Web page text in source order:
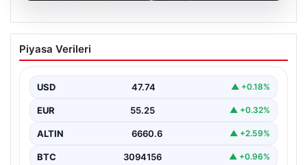
Petrol fiyatları 25 Mayıs: Petrol fiyatları
düştü mü, ne kadar oldu? Brent petrol
Piyasa Verileri
USD 47.74 ▲ +0.18%
EUR 55.25 ▲ +0.32%
ALTIN 6660.6 ▲ +2.59%
BTC 3094156 ▲ +0.96%